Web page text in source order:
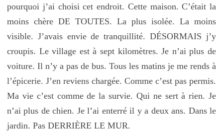
pourquoi j’ai choisi cet endroit. Cette maison. C’était la
moins chère DE TOUTES. La plus isolée. La moins
visible. J’avais envie de tranquillité. DÉSORMAIS j’y
croupis. Le village est à sept kilomètres. Je n’ai plus de
voiture. Il n’y a pas de bus. Tous les matins je me rends à
l’épicerie. J’en reviens chargée. Comme c’est pas permis.
Ma vie c’est comme de la survie. Qui ne sert à rien. Je
n’ai plus de chien. Je l’ai enterré il y a deux ans. Dans le
jardin. Pas DERRIÈRE LE MUR.